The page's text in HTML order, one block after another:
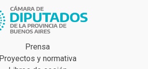
Prensa
Proyectos y normativa